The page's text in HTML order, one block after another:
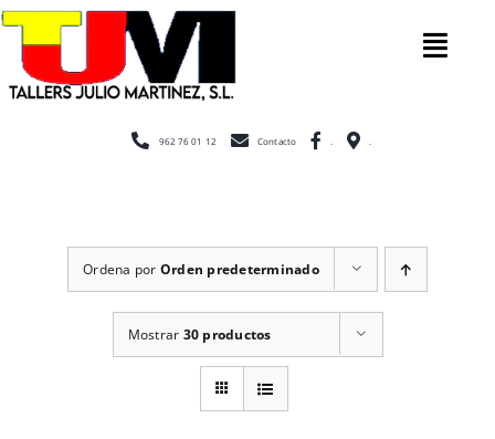
Saltar
contenido
Inicio
962 76 01 12 Contacto
Ordena por Orden predeterminado
Mostrar 30 productos